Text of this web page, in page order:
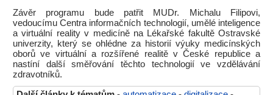
Závěr programu bude patřit MUDr. Michalu Filipovi,
vedoucímu Centra informačních technologií, umělé inteligence
a virtuální reality v medicíně na Lékařské fakultě Ostravské
univerzity, který se ohlédne za historií výuky medicínských
oborů ve virtuální a rozšířené realitě v České republice a
nastíní další směřování těchto technologií ve vzdělávání
zdravotníků.